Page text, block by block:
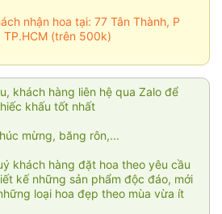
nhận hoa tại: 77 Tân Thành, P
TP.HCM (trên 500k)
khách hàng liên hệ qua Zalo để
khấu tốt nhất
mừng, băng rôn,...
khách hàng đặt hoa theo yêu cầu
kế những sản phẩm độc đáo, mới
loại hoa đẹp theo mùa vừa ít